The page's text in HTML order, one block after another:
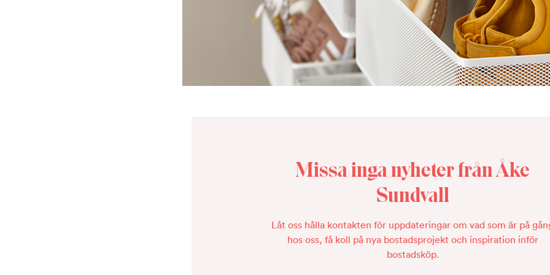
Missa inga nyheter från Åke
Sundvall
Låt oss hålla kontakten för uppdateringar om vad som är på
hos oss, få koll på nya bostadsprojekt och inspiration inför
bostadsköp.